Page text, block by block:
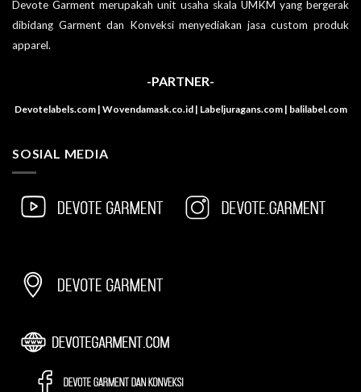
Devote Garment merupakah unit usaha skala UMKM yang bergerak
dibidang Garment dan Konveksi menyediakan jasa custom produk
apparel.
-PARTNER-
Devotelabels.com | Wovendamask.co.id | Labeljuragans.com | balilabel.com
SOSIAL MEDIA